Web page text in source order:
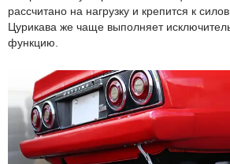
рассчитано на нагрузку и крепится к
Цурикава же чаще выполняет
функцию.